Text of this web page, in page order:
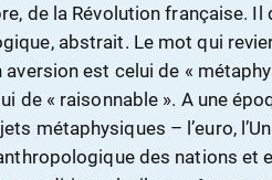
de la Révolution française.
abstrait. Le mot qui
aversion est celui de «
de « raisonnable ». A une
métaphysiques – l’euro,
des nations et